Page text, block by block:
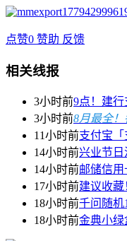
点赞0 赞助 反馈
相关线报
3小时前9点！建
3小时前8月最全
11小时前支付宝
14小时前兴业节日
14小时前邮储信
17小时前建议收藏
18小时前千问随机
18小时前金典小绿